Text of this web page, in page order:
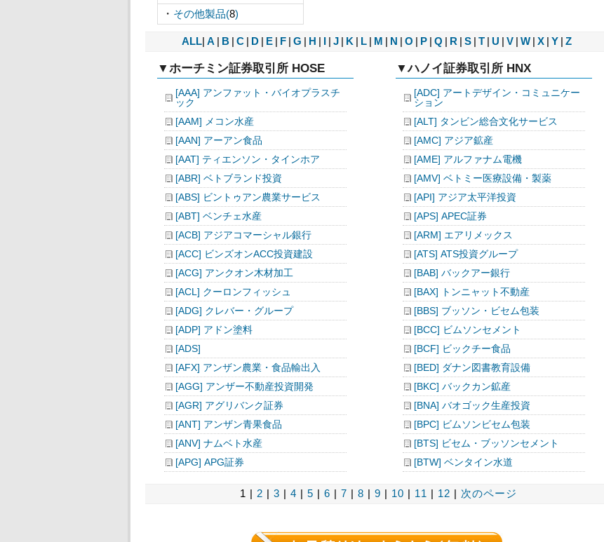
・ その他製品(8)
ALL A B C D E F G H J K L M N O P Q R S T U V W X Y Z
▼ホーチミン証券取引所 HOSE
[AAA] アンファット・バイオプラスチ
ック
[AAM] メコン水産
[AAN] アーアン食品
[AAT] ティエンソン・タインホア
[ABR] ベトブランド投資
[ABS] ビントゥアン農業サービス
[ABT] ベンチェ水産
[ACB] アジアコマーシャル銀行
[ACC] ビンズオンACC投資建設
[ACG] アンクオン木材加工
[ACL] クーロンフィッシュ
[ADG] クレバー・グループ
[ADP] アドン塗料
[ADS]
[AFX] アンザン農業・食品輸出入
[AGG] アンザー不動産投資開発
[AGR] アグリバンク証券
[ANT] アンザン青果食品
[ANV] ナムベト水産
[APG] APG証券
▼ハノイ証券取引所 HNX
[ADC] アートデザイン・コミュニケー
ション
[ALT] タンビン総合文化サービス
[AMC] アジア鉱産
[AME] アルファナム電機
[AMV] ベトミー医療設備・製薬
[API] アジア太平洋投資
[APS] APEC証券
[ARM] エアリメックス
[ATS] ATS投資グループ
[BAB] バックアー銀行
[BAX] トンニャット不動産
[BBS] ブッソン・ビセム包装
[BCC] ビムソンセメント
[BCF] ビックチー食品
[BED] ダナン図書教育設備
[BKC] バックカン鉱産
[BNA] バオゴック生産投資
[BPC] ビムソンビセム包装
[BTS] ビセム・ブッソンセメント
[BTW] ベンタイン水道
1 | 2 3 4 5 6 7 8 9 10 11 12 次のページ